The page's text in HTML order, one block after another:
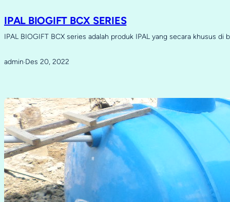
IPAL BIOGIFT BCX SERIES
IPAL BIOGIFT BCX series adalah produk IPAL yang secara khusus di
admin·Des 20, 2022